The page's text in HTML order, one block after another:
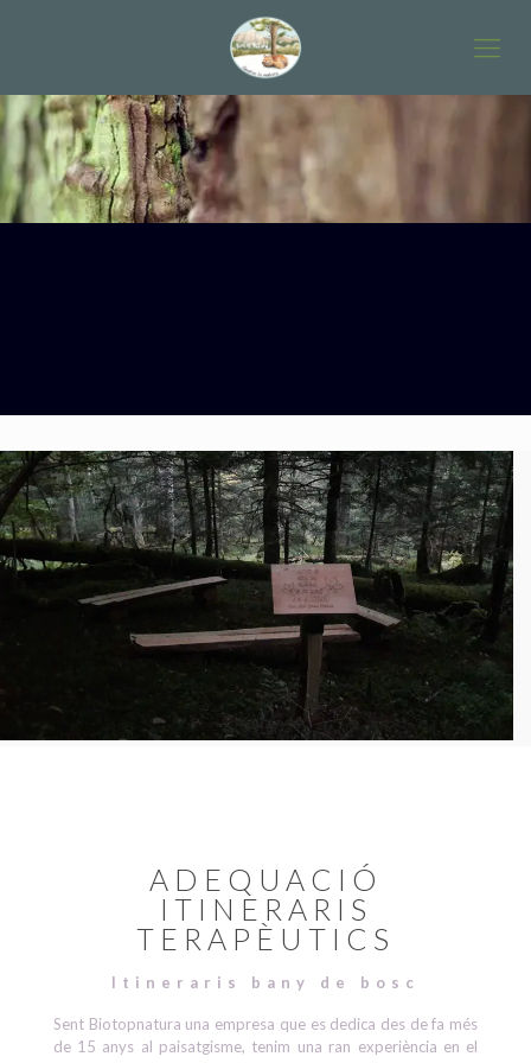
ADEQUACIÓ
ITINERARIS
TERAPÈUTICS
Itineraris bany de bosc
Sent Biotopnatura una empresa que es dedica des de fa més
de 15 anys al paisatgisme, tenim una ran experiència en el